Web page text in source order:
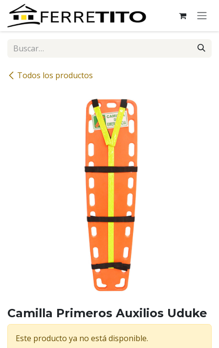
Ir al contenido
Todos los productos
Camilla Primeros Auxilios Uduke
Este producto ya no está disponible.